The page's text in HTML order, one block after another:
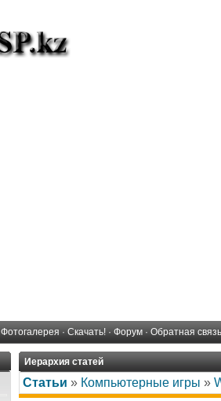
Фотогалерея · Скачать! · Форум · Обратная связь
Иерархия статей
Статьи » Компьютерные игры »